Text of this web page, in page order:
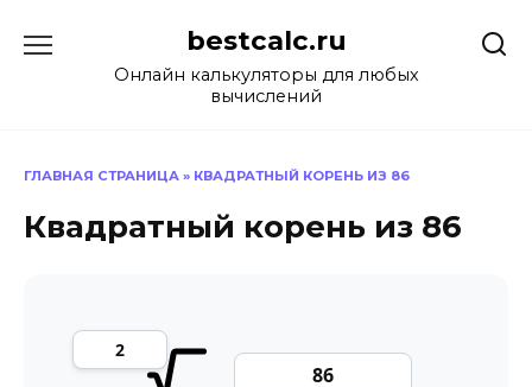
содержанию
bestcalc.ru
Онлайн калькуляторы для любых
вычислений
ГЛАВНАЯ СТРАНИЦА » КВАДРАТНЫЙ КОРЕНЬ ИЗ 86
Квадратный корень из 86